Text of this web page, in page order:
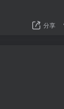
在存档下的模组
有的游戏规则。
同步其他人修改
分享